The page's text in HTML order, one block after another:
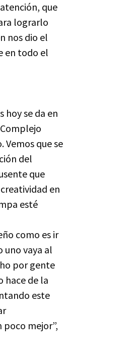
que
lograrlo
nos dio el
en todo el
hoy se da en
que se
del
que
en
esté
como es ir
uno vaya al
por gente
hace de la
este
poco mejor”,